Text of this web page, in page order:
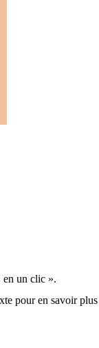
en un clic ».
pour en savoir plus